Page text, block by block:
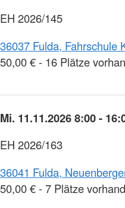
EH 2026/145
36037 Fulda, Fahrschule
50,00 € - 16 Plätze
Mi. 11.11.2026 8:00 -
EH 2026/163
36041 Fulda,
50,00 € - 7 Plätze